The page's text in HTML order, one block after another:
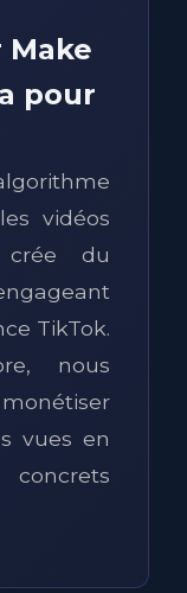
Make
pour
vidéos
crée du
TikTok.
nous
vues en
concrets